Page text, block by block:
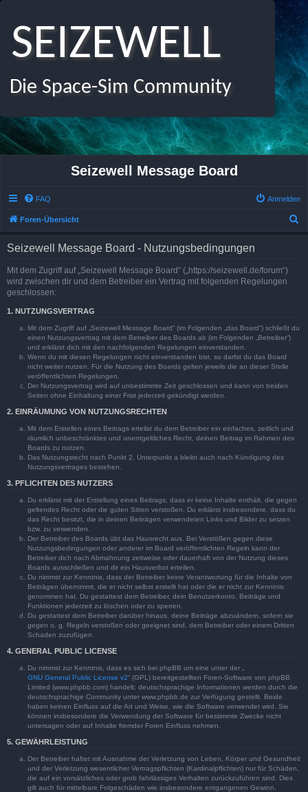
SEIZEWELL
Die Space-Sim Community
Seizewell Message Board
FAQ Anmelden
Foren-Übersicht
Seizewell Message Board - Nutzungsbedingungen
Mit dem Zugriff auf „Seizewell Message Board“ („https://seizewell.de/forum“)
wird zwischen dir und dem Betreiber ein Vertrag mit folgenden Regelungen
geschlossen:
1. NUTZUNGSVERTRAG
Mit dem Zugriff auf „Seizewell Message Board“ (im Folgenden „das Board“) schließt du
einen Nutzungsvertrag mit dem Betreiber des Boards ab (im Folgenden „Betreiber“)
und erklärst dich mit den nachfolgenden Regelungen einverstanden.
Wenn du mit diesen Regelungen nicht einverstanden bist, so darfst du das Board
nicht weiter nutzen. Für die Nutzung des Boards gelten jeweils die an dieser Stelle
veröffentlichten Regelungen.
Der Nutzungsvertrag wird auf unbestimmte Zeit geschlossen und kann von beiden
Seiten ohne Einhaltung einer Frist jederzeit gekündigt werden.
2. EINRÄUMUNG VON NUTZUNGSRECHTEN
Mit dem Erstellen eines Beitrags erteilst du dem Betreiber ein einfaches, zeitlich und
räumlich unbeschränktes und unentgeltliches Recht, deinen Beitrag im Rahmen des
Boards zu nutzen.
Das Nutzungsrecht nach Punkt 2, Unterpunkt a bleibt auch nach Kündigung des
Nutzungsvertrages bestehen.
3. PFLICHTEN DES NUTZERS
Du erklärst mit der Erstellung eines Beitrags, dass er keine Inhalte enthält, die gegen
geltendes Recht oder die guten Sitten verstoßen. Du erklärst insbesondere, dass du
das Recht besitzt, die in deinen Beiträgen verwendeten Links und Bilder zu setzen
bzw. zu verwenden.
Der Betreiber des Boards übt das Hausrecht aus. Bei Verstößen gegen diese
Nutzungsbedingungen oder anderer im Board veröffentlichten Regeln kann der
Betreiber dich nach Abmahnung zeitweise oder dauerhaft von der Nutzung dieses
Boards ausschließen und dir ein Hausverbot erteilen.
Du nimmst zur Kenntnis, dass der Betreiber keine Verantwortung für die Inhalte von
Beiträgen übernimmt, die er nicht selbst erstellt hat oder die er nicht zur Kenntnis
genommen hat. Du gestattest dem Betreiber, dein Benutzerkonto, Beiträge und
Funktionen jederzeit zu löschen oder zu sperren.
Du gestattest dem Betreiber darüber hinaus, deine Beiträge abzuändern, sofern sie
gegen o. g. Regeln verstoßen oder geeignet sind, dem Betreiber oder einem Dritten
Schaden zuzufügen.
4. GENERAL PUBLIC LICENSE
Du nimmst zur Kenntnis, dass es sich bei phpBB um eine unter der „
GNU General Public License v2“ (GPL) bereitgestellten Foren-Software von phpBB
Limited (www.phpbb.com) handelt; deutschsprachige Informationen werden durch die
deutschsprachige Community unter www.phpbb.de zur Verfügung gestellt. Beide
haben keinen Einfluss auf die Art und Weise, wie die Software verwendet wird. Sie
können insbesondere die Verwendung der Software für bestimmte Zwecke nicht
untersagen oder auf Inhalte fremder Foren Einfluss nehmen.
5. GEWÄHRLEISTUNG
Der Betreiber haftet mit Ausnahme der Verletzung von Leben, Körper und Gesundheit
und der Verletzung wesentlicher Vertragspflichten (Kardinalpflichten) nur für Schäden,
die auf ein vorsätzliches oder grob fahrlässiges Verhalten zurückzuführen sind. Dies
gilt auch für mittelbare Folgeschäden wie insbesondere entgangenen Gewinn.